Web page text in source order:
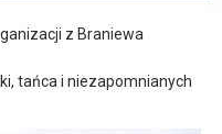
z Braniewa
tańca i niezapomnianych